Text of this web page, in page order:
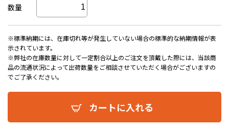
数量
※標準納期には、在庫切れ等が発生していない場合の標準的な納期情報が表
示されています。
※弊社の在庫数量に対して一定割合以上のご注文を頂戴した際には、当該商
品の流通状況によって出荷数量をご相談させていただく場合がございますの
でご了承ください。
カートに入れる